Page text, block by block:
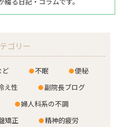
ホーム
メニュー
店舗案内
ゴリー
ど 不眠
便秘
え性
副院長ブログ
婦人科系の不調
矯正
精神的疲労